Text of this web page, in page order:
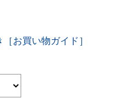
お買い物ガイド］